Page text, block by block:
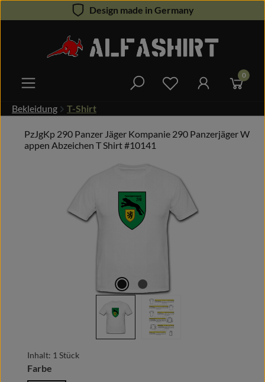
Zum Hauptinhalt springenDesign made in Germany
Du hast 0 0
Bekleidung T-Shirt
PzJgKp 290 Panzer Jäger Kompanie 290 Panzerjäger W
appen Abzeichen T Shirt #10141
Inhalt: 1 Stück
Farbe